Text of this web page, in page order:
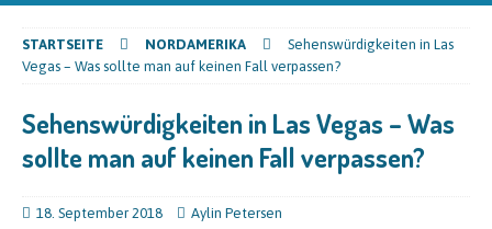
STARTSEITE NORDAMERIKA
Sehenswürdigkeiten in Las
Vegas – Was sollte man auf keinen Fall verpassen?
Sehenswürdigkeiten in Las Vegas – Was
sollte man auf keinen Fall verpassen?
18. September 2018 Aylin Petersen